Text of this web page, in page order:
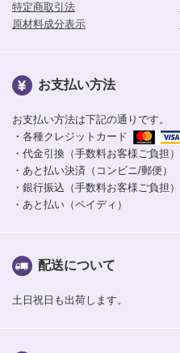
特定商取引法
原材料成分表示
お支払い方法
お支払い方法は下記の通りです。
・各種クレジットカード
・代金引換（手数料お客様ご負担）
・あと払い決済（コンビニ/郵便）
・銀行振込（手数料お客様ご負担）
・あと払い（ペイディ）
配送について
土日祝日も出荷します。